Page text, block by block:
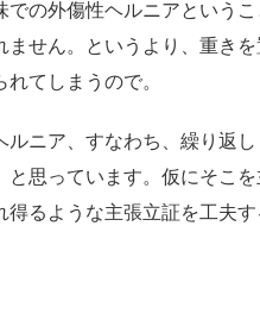
の外傷性ヘルニアという
せん。というより、重き
てしまうので。
ニア、すなわち、繰り返
思っています。仮にそこ
るような主張立証を工夫